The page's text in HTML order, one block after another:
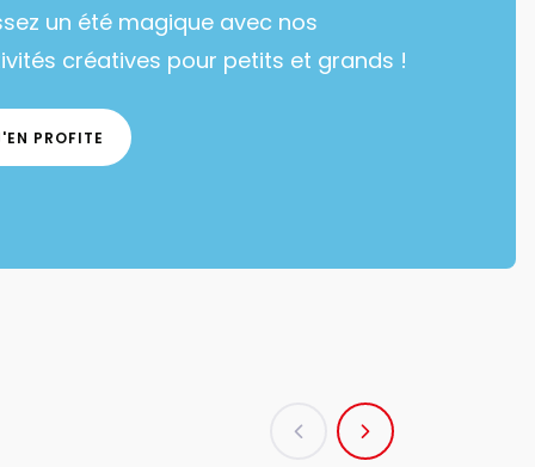
un été magique avec nos
créatives pour petits et grands !
PROFITE